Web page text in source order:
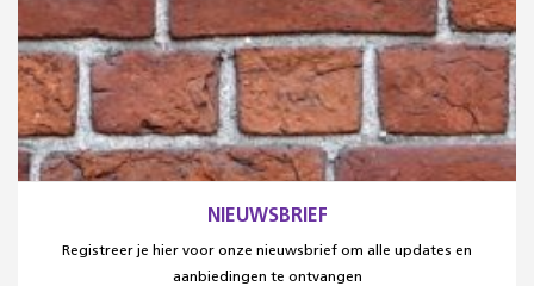
NIEUWSBRIEF
Registreer je hier voor onze nieuwsbrief om alle updates en
aanbiedingen te ontvangen